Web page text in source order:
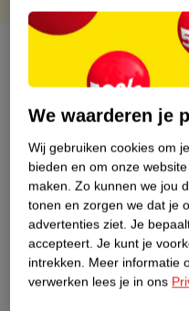
Over dit product
Etiketinformatie
Nature Impact Score
Dit
Impact
Meer
We waarderen je
Wij gebruiken cookies om
bieden en om onze
maken. Zo kunnen we jou
tonen en zorgen we dat je
advertenties ziet. Je
accepteert. Je kunt je
intrekken. Meer informatie
verwerken lees je in ons